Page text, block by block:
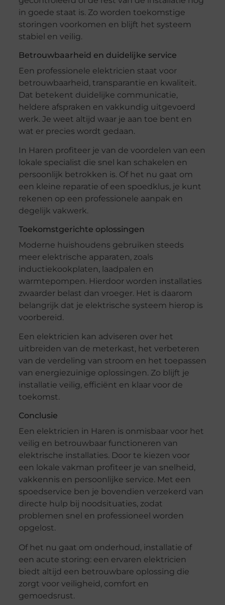
in goede staat is. Zo worden toekomstige
storingen voorkomen en blijft het systeem
stabiel en veilig.
Betrouwbaarheid en duidelijke service
Een professionele elektricien staat voor
betrouwbaarheid, transparantie en kwaliteit.
Dat betekent duidelijke communicatie,
heldere afspraken en vakkundig uitgevoerd
werk. Je weet altijd waar je aan toe bent en
wat er precies wordt gedaan.
In Haren profiteer je van de voordelen van een
lokale specialist die snel kan schakelen en
persoonlijk betrokken is. Of het nu gaat om
een kleine reparatie of een spoedklus, je kunt
rekenen op een professionele aanpak en
degelijk vakwerk.
Toekomstgerichte oplossingen
Moderne huishoudens gebruiken steeds
meer elektrische apparaten, zoals
inductiekookplaten, laadpalen en
warmtepompen. Hierdoor worden installaties
zwaarder belast dan vroeger. Het is daarom
belangrijk dat je elektrische systeem hierop is
voorbereid.
Een elektricien kan adviseren over het
uitbreiden van de meterkast, het verbeteren
van de verdeling van stroom en het toepassen
van energiezuinige oplossingen. Zo blijft je
installatie veilig, efficiënt en klaar voor de
toekomst.
Conclusie
Een elektricien in Haren is onmisbaar voor het
veilig en betrouwbaar functioneren van
elektrische installaties. Door te kiezen voor
een lokale vakman profiteer je van snelheid,
vakkennis en persoonlijke service. Met een
spoedservice ben je bovendien verzekerd van
directe hulp bij noodsituaties, zodat
problemen snel en professioneel worden
opgelost.
Of het nu gaat om onderhoud, installatie of
een acute storing: een ervaren elektricien
biedt altijd een betrouwbare oplossing die
zorgt voor veiligheid, comfort en
gemoedsrust.